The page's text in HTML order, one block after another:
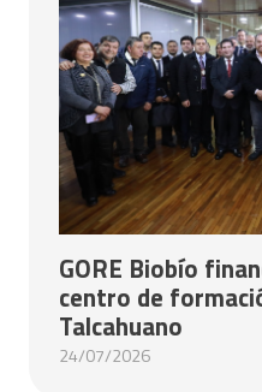
GORE Biobío
centro de
Talcahuano
24/07/2026